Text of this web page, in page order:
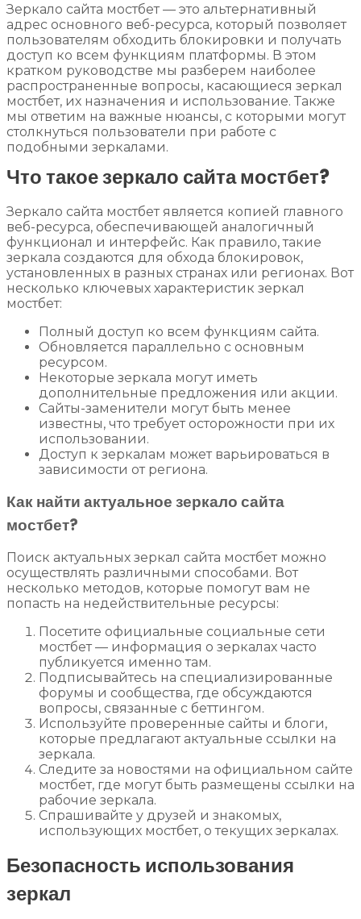
Зеркало сайта мостбет — это альтернативный
адрес основного веб-ресурса, который позволяет
пользователям обходить блокировки и получать
доступ ко всем функциям платформы. В этом
кратком руководстве мы разберем наиболее
распространенные вопросы, касающиеся зеркал
мостбет, их назначения и использование. Также
мы ответим на важные нюансы, с которыми могут
столкнуться пользователи при работе с
подобными зеркалами.
Что такое зеркало сайта мостбет?
Зеркало сайта мостбет является копией главного
веб-ресурса, обеспечивающей аналогичный
функционал и интерфейс. Как правило, такие
зеркала создаются для обхода блокировок,
установленных в разных странах или регионах. Вот
несколько ключевых характеристик зеркал
мостбет:
Полный доступ ко всем функциям сайта.
Обновляется параллельно с основным
ресурсом.
Некоторые зеркала могут иметь
дополнительные предложения или акции.
Сайты-заменители могут быть менее
известны, что требует осторожности при их
использовании.
Доступ к зеркалам может варьироваться в
зависимости от региона.
Как найти актуальное зеркало сайта
мостбет?
Поиск актуальных зеркал сайта мостбет можно
осуществлять различными способами. Вот
несколько методов, которые помогут вам не
попасть на недействительные ресурсы:
Посетите официальные социальные сети
мостбет — информация о зеркалах часто
публикуется именно там.
Подписывайтесь на специализированные
форумы и сообщества, где обсуждаются
вопросы, связанные с беттингом.
Используйте проверенные сайты и блоги,
которые предлагают актуальные ссылки на
зеркала.
Следите за новостями на официальном сайте
мостбет, где могут быть размещены ссылки на
рабочие зеркала.
Спрашивайте у друзей и знакомых,
использующих мостбет, о текущих зеркалах.
Безопасность использования
зеркал